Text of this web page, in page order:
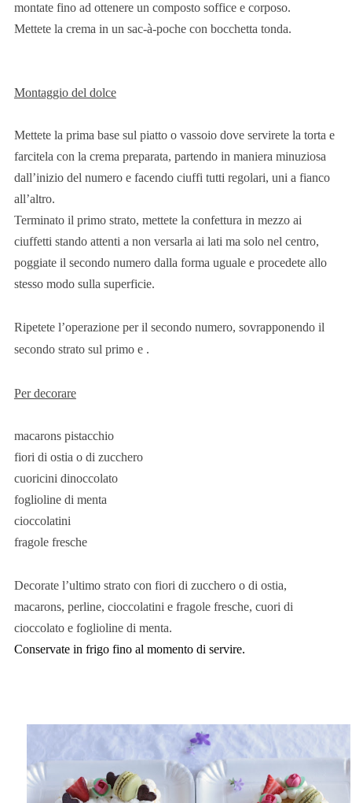
montate fino ad ottenere un composto soffice e corposo.
Mettete la crema in un sac-à-poche con bocchetta tonda.
Montaggio del dolce
Mettete la prima base sul piatto o vassoio dove servirete la torta e
farcitela con la crema preparata, partendo in maniera minuziosa
dall’inizio del numero e facendo ciuffi tutti regolari, uni a fianco
all’altro.
Terminato il primo strato, mettete la confettura in mezzo ai
ciuffetti stando attenti a non versarla ai lati ma solo nel centro,
poggiate il secondo numero dalla forma uguale e procedete allo
stesso modo sulla superficie.
Ripetete l’operazione per il secondo numero, sovrapponendo il
secondo strato sul primo e .
Per decorare
macarons pistacchio
fiori di ostia o di zucchero
cuoricini dinoccolato
foglioline di menta
cioccolatini
fragole fresche
Decorate l’ultimo strato con fiori di zucchero o di ostia,
macarons, perline, cioccolatini e fragole fresche, cuori di
cioccolato e foglioline di menta.
Conservate in frigo fino al momento di servire.